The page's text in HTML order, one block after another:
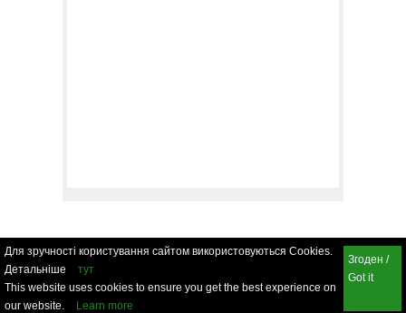
Для зручності користування сайтом використовуються Cookies.
Детальніше
тут
This website uses cookies to ensure you get the best experience on
our website.
Learn more
Згоден /
Got it